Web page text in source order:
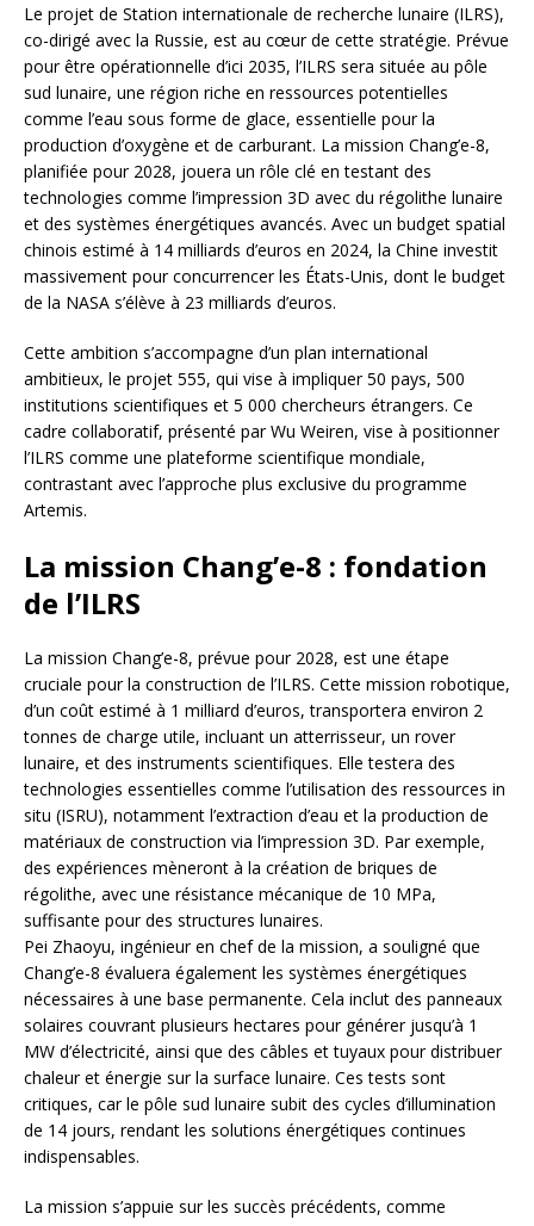
Le projet de Station internationale de recherche lunaire (ILRS),
co-dirigé avec la Russie, est au cœur de cette stratégie. Prévue
pour être opérationnelle d’ici 2035, l’ILRS sera située au pôle
sud lunaire, une région riche en ressources potentielles
comme l’eau sous forme de glace, essentielle pour la
production d’oxygène et de carburant. La mission Chang’e-8,
planifiée pour 2028, jouera un rôle clé en testant des
technologies comme l’impression 3D avec du régolithe lunaire
et des systèmes énergétiques avancés. Avec un budget spatial
chinois estimé à 14 milliards d’euros en 2024, la Chine investit
massivement pour concurrencer les États-Unis, dont le budget
de la NASA s’élève à 23 milliards d’euros.
Cette ambition s’accompagne d’un plan international
ambitieux, le projet 555, qui vise à impliquer 50 pays, 500
institutions scientifiques et 5 000 chercheurs étrangers. Ce
cadre collaboratif, présenté par Wu Weiren, vise à positionner
l’ILRS comme une plateforme scientifique mondiale,
contrastant avec l’approche plus exclusive du programme
Artemis.
La mission Chang’e-8 : fondation
de l’ILRS
La mission Chang’e-8, prévue pour 2028, est une étape
cruciale pour la construction de l’ILRS. Cette mission robotique,
d’un coût estimé à 1 milliard d’euros, transportera environ 2
tonnes de charge utile, incluant un atterrisseur, un rover
lunaire, et des instruments scientifiques. Elle testera des
technologies essentielles comme l’utilisation des ressources in
situ (ISRU), notamment l’extraction d’eau et la production de
matériaux de construction via l’impression 3D. Par exemple,
des expériences mèneront à la création de briques de
régolithe, avec une résistance mécanique de 10 MPa,
suffisante pour des structures lunaires.
Pei Zhaoyu, ingénieur en chef de la mission, a souligné que
Chang’e-8 évaluera également les systèmes énergétiques
nécessaires à une base permanente. Cela inclut des panneaux
solaires couvrant plusieurs hectares pour générer jusqu’à 1
MW d’électricité, ainsi que des câbles et tuyaux pour distribuer
chaleur et énergie sur la surface lunaire. Ces tests sont
critiques, car le pôle sud lunaire subit des cycles d’illumination
de 14 jours, rendant les solutions énergétiques continues
indispensables.
La mission s’appuie sur les succès précédents, comme